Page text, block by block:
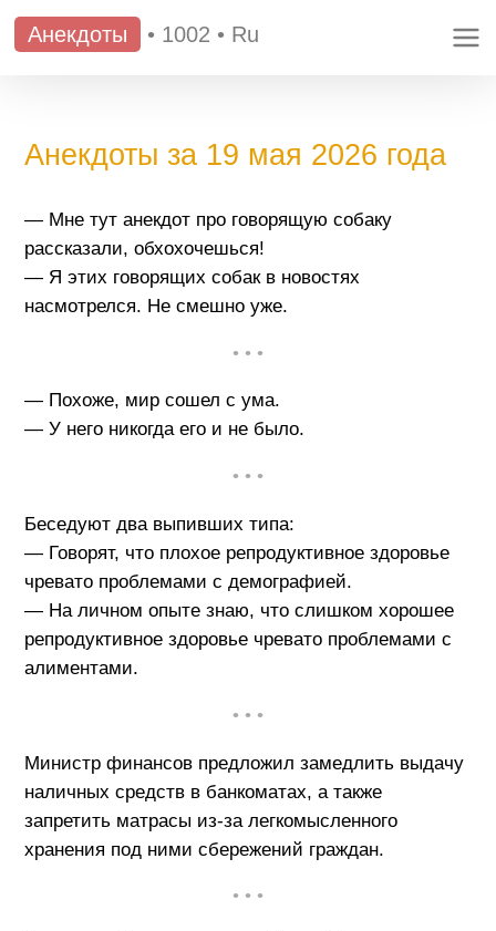
Анекдоты • 1002 • Ru
Анекдоты за 19 мая 2026 года
— Мне тут анекдот про говорящую собаку
рассказали, обхохочешься!
— Я этих говорящих собак в новостях
насмотрелся. Не смешно уже.
• • •
— Похоже, мир сошел с ума.
— У него никогда его и не было.
• • •
Беседуют два выпивших типа:
— Говорят, что плохое репродуктивное здоровье
чревато проблемами с демографией.
— На личном опыте знаю, что слишком хорошее
репродуктивное здоровье чревато проблемами с
алиментами.
• • •
Министр финансов предложил замедлить выдачу
наличных средств в банкоматах, а также
запретить матрасы из-за легкомысленного
хранения под ними сбережений граждан.
• • •